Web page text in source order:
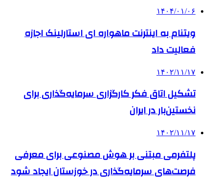
۱۴۰۴/۰۱/۰۶
ویتنام به اینترنت ماهواره ای استارلینک اجازه
فعالیت داد
۱۴۰۲/۱۱/۱۷
تشکیل اتاق فکر کارگزاری سرمایه‌گذاری برای
نخستین‌بار در ایران
۱۴۰۲/۱۱/۱۷
پلتفرمی مبتنی بر هوش مصنوعی برای معرفی
فرصت‌های سرمایه‌گذاری در خوزستان ایجاد شود